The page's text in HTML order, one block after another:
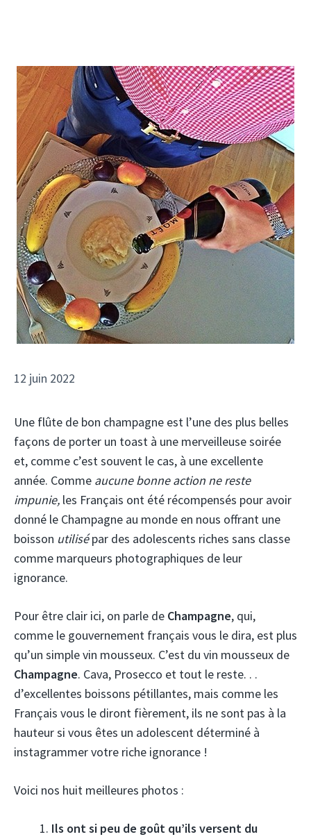
12 juin 2022
Une flûte de bon champagne est l’une des plus belles
façons de porter un toast à une merveilleuse soirée
et, comme c’est souvent le cas, à une excellente
année. Comme aucune bonne action ne reste
impunie, les Français ont été récompensés pour avoir
donné le Champagne au monde en nous offrant une
boisson utilisépar des adolescents riches sans classe
comme marqueurs photographiques de leur
ignorance.
Pour être clair ici, on parle de Champagne, qui,
comme le gouvernement français vous le dira, est plus
qu’un simple vin mousseux. C’est du vin mousseux de
Champagne. Cava, Prosecco et tout le reste. . .
d’excellentes boissons pétillantes, mais comme les
Français vous le diront fièrement, ils ne sont pas à la
hauteur si vous êtes un adolescent déterminé à
instagrammer votre riche ignorance !
Voici nos huit meilleures photos :
Ils ont si peu de goût qu’ils versent du